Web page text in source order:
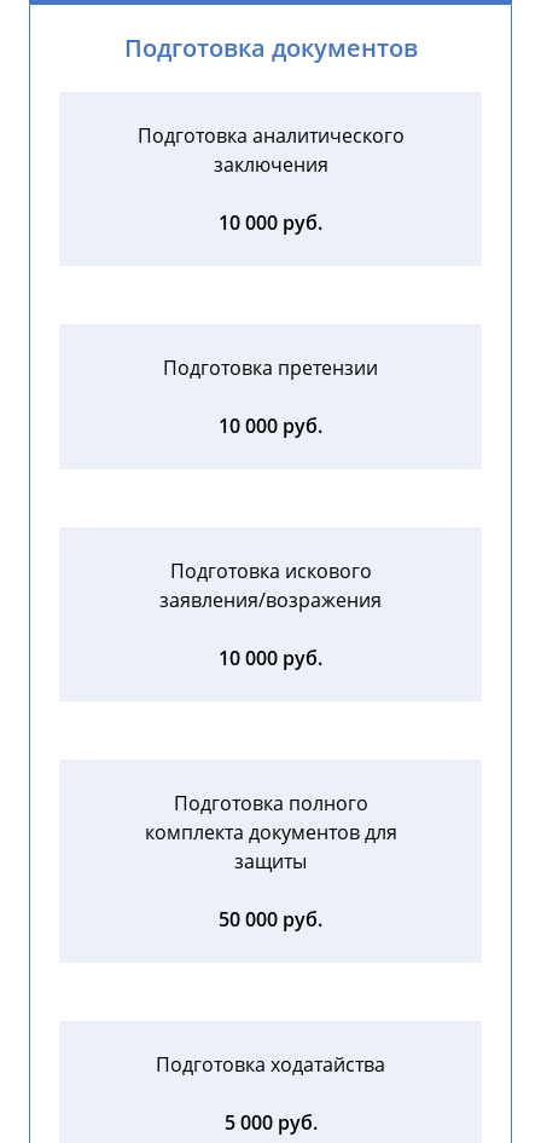
Подготовка документов
Подготовка аналитического
заключения
10 000 руб.
Подготовка претензии
10 000 руб.
Подготовка искового
заявления/возражения
10 000 руб.
Подготовка полного
комплекта документов для
защиты
50 000 руб.
Подготовка ходатайства
5 000 руб.